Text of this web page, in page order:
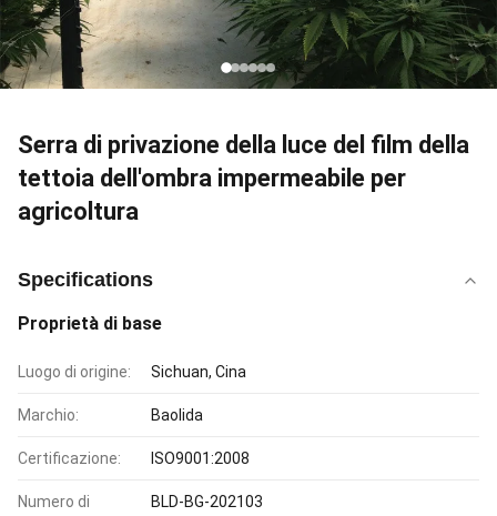
Serra di privazione della luce del film della
tettoia dell'ombra impermeabile per
agricoltura
Specifications
Proprietà di base
Luogo di origine: Sichuan, Cina
Marchio: Baolida
Certificazione: ISO9001:2008
Numero di
BLD-BG-202103